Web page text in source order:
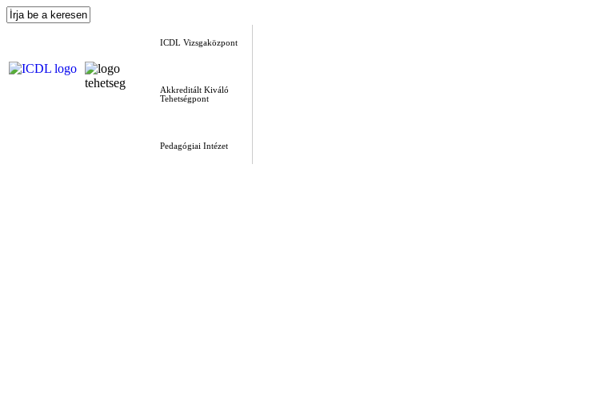
ICDL Vizsgaközpont
Akkreditált Kiváló
Tehetségpont
Pedagógiai Intézet